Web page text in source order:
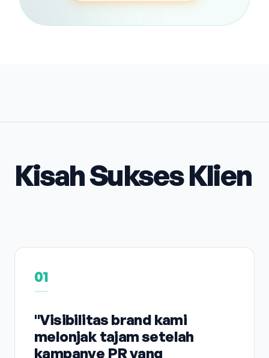
Kisah Sukses Klien
01
"Visibilitas brand kami
melonjak tajam setelah
kampanye PR yang